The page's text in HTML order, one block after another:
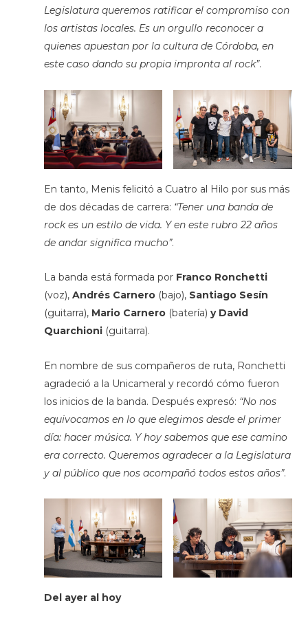
Legislatura queremos ratificar el compromiso con
los artistas locales. Es un orgullo reconocer a
quienes apuestan por la cultura de Córdoba, en
este caso dando su propia impronta al rock”.
En tanto, Menis felicitó a Cuatro al Hilo por sus más
de dos décadas de carrera: “Tener una banda de
rock es un estilo de vida. Y en este rubro 22 años
de andar significa mucho”.
La banda está formada por Franco Ronchetti
(voz), Andrés Carnero(bajo), Santiago Sesín
(guitarra), Mario Carnero(batería) y David
Quarchioni(guitarra).
En nombre de sus compañeros de ruta, Ronchetti
agradeció a la Unicameral y recordó cómo fueron
los inicios de la banda. Después expresó: “No nos
equivocamos en lo que elegimos desde el primer
día: hacer música. Y hoy sabemos que ese camino
era correcto. Queremos agradecer a la Legislatura
y al público que nos acompañó todos estos años”.
Del ayer al hoy